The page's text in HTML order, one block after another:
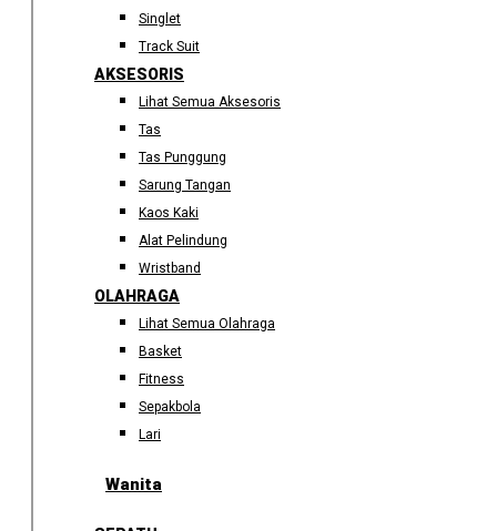
Singlet
Track Suit
AKSESORIS
Lihat Semua Aksesoris
Tas
Tas Punggung
Sarung Tangan
Kaos Kaki
Alat Pelindung
Wristband
OLAHRAGA
Lihat Semua Olahraga
Basket
Fitness
Sepakbola
Lari
Wanita